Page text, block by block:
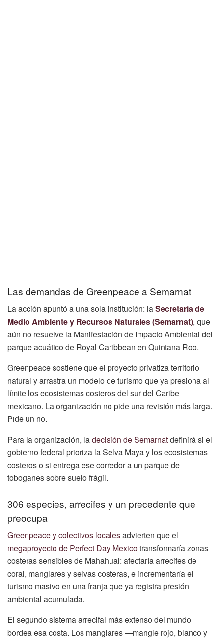
Las demandas de Greenpeace a Semarnat
La acción apuntó a una sola institución: laSecretaría de
Medio Ambiente y Recursos Naturales (Semarnat), que
aún no resuelve la Manifestación de Impacto Ambiental del
parque acuático de Royal Caribbean en Quintana Roo.
Greenpeace sostiene que el proyecto privatiza territorio
natural y arrastra un modelo de turismo que ya presiona al
límite los ecosistemas costeros del sur del Caribe
mexicano. La organización no pide una revisión más larga.
Pide un no.
Para la organización, ladecisión de Semarnatdefinirá si el
gobierno federal prioriza la Selva Maya y los ecosistemas
costeros o si entrega ese corredor a un parque de
toboganes sobre suelo frágil.
306 especies, arrecifes y un precedente que
preocupa
Greenpeace y colectivos localesadvierten que el
megaproyecto de Perfect Day Mexicotransformaría zonas
costeras sensibles de Mahahual: afectaría arrecifes de
coral, manglares y selvas costeras, e incrementaría el
turismo masivo en una franja que ya registra presión
ambiental acumulada.
El segundo sistema arrecifal más extenso del mundo
bordea esa costa. Los manglares —mangle rojo, blanco y